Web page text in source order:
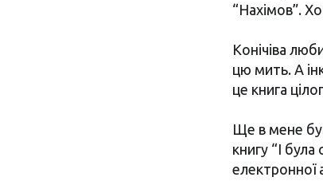
“Нахімов”.
Конічіва
цю мить. А
це книга
Ще в мене
книгу “І
електронної